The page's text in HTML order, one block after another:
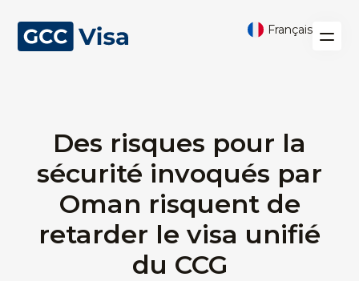
Français
Des risques pour la
sécurité invoqués par
Oman risquent de
retarder le visa unifié
du CCG